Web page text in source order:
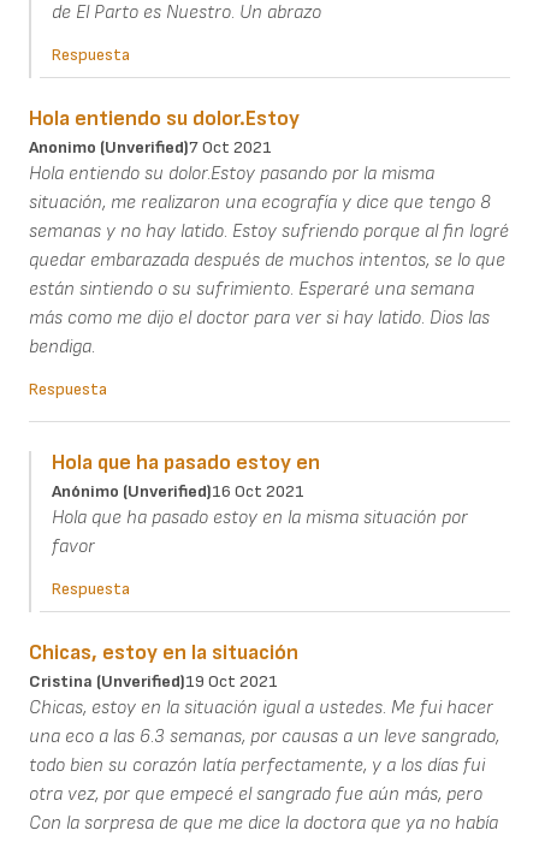
de El Parto es Nuestro. Un abrazo
Respuesta
Hola entiendo su dolor.Estoy
Anonimo (unverified)7 Oct 2021
Hola entiendo su dolor.Estoy pasando por la misma
situación, me realizaron una ecografía y dice que tengo 8
semanas y no hay latido. Estoy sufriendo porque al fin logré
quedar embarazada después de muchos intentos, se lo que
están sintiendo o su sufrimiento. Esperaré una semana
más como me dijo el doctor para ver si hay latido. Dios las
bendiga.
Respuesta
Hola que ha pasado estoy en
Anónimo (unverified)16 Oct 2021
Hola que ha pasado estoy en la misma situación por
favor
Respuesta
Chicas, estoy en la situación
Cristina (unverified)19 Oct 2021
Chicas, estoy en la situación igual a ustedes. Me fui hacer
una eco a las 6.3 semanas, por causas a un leve sangrado,
todo bien su corazón latía perfectamente, y a los días fui
otra vez, por que empecé el sangrado fue aún más, pero
Con la sorpresa de que me dice la doctora que ya no había